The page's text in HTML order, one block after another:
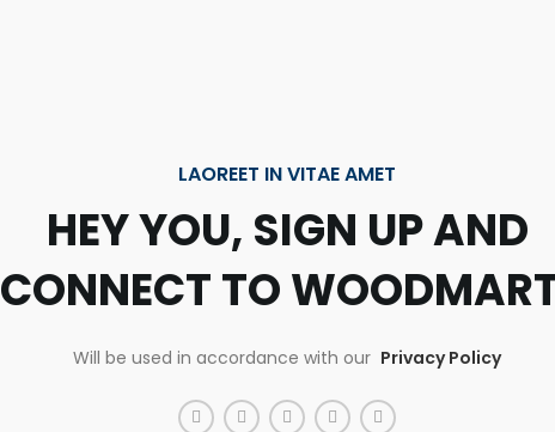
LAOREET IN VITAE AMET
HEY YOU, SIGN UP AND
CONNECT TO
Will be used in accordance with our Privacy Policy